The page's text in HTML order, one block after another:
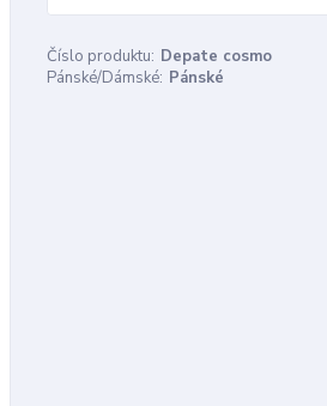
Číslo produktu: Depate cosmo
Pánské/Dámské: Pánské